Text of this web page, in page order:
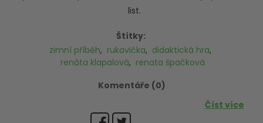
list.
Štítky:
zimní příběh, rukavička, didaktická hra,
renáta klapalová, renata špačková
Komentáře (0)
Číst více